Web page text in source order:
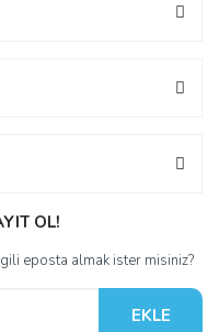
OL!
eposta almak ister misiniz?
EKLE